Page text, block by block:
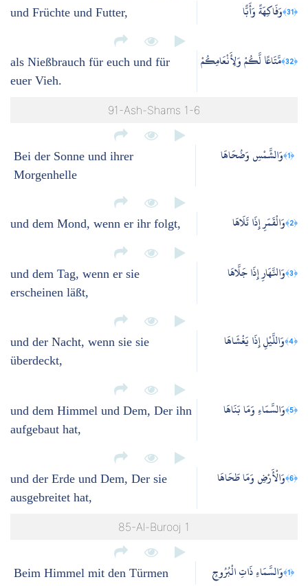
und Früchte und Futter, ﴿31﴾ وَفَاكِهَةً وَأَبًّا
als Nießbrauch für euch und für
euer Vieh.
﴿32﴾ مَّتَاعًا لَّكُمْ وَلِأَنْعَامِكُمْ
91-Ash-Shams 1-6
Bei der Sonne und ihrer
Morgenhelle
﴿1﴾ وَالشَّمْسِ وَضُحَاهَا
und dem Mond, wenn er ihr folgt, ﴿2﴾ وَالْقَمَرِ إِذَا تَلَاهَا
und dem Tag, wenn er sie
erscheinen läßt,
﴿3﴾ وَالنَّهَارِ إِذَا جَلَّاهَا
und der Nacht, wenn sie sie
überdeckt,
﴿4﴾ وَاللَّيْلِ إِذَا يَغْشَاهَا
und dem Himmel und Dem, Der ihn
aufgebaut hat,
﴿5﴾ وَالسَّمَاءِ وَمَا بَنَاهَا
und der Erde und Dem, Der sie
ausgebreitet hat,
﴿6﴾ وَالْأَرْضِ وَمَا طَحَاهَا
85-Al-Burooj 1
Beim Himmel mit den Türmen ﴿1﴾ وَالسَّمَاءِ ذَاتِ الْبُرُوجِ